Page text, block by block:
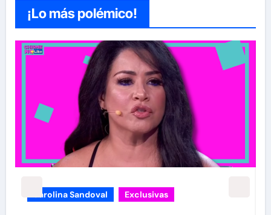
¡Lo más polémico!
carolina Sandoval Exclusivas